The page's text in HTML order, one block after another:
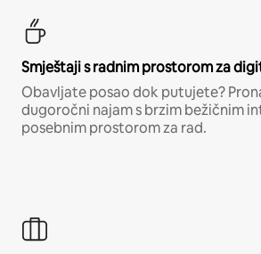
Smještaji s radnim prostorom za
Obavljate posao dok putujete?
dugoročni najam s brzim bežičnim
posebnim prostorom za rad.